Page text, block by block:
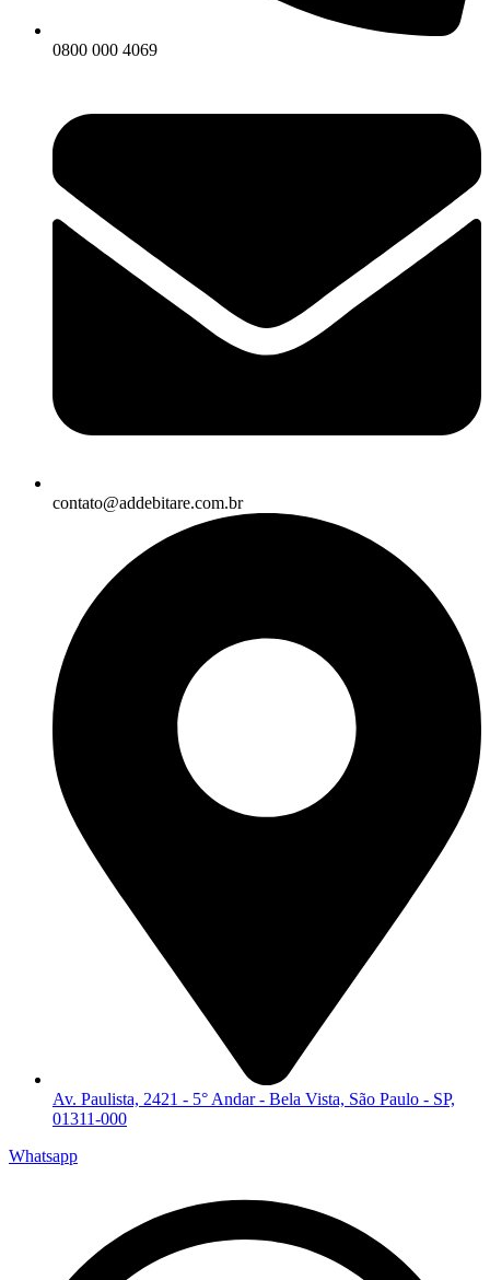
0800 000 4069
contato@addebitare.com.br
Av. Paulista, 2421 - 5° Andar - Bela Vista, São Paulo - SP,
01311-000
Whatsapp